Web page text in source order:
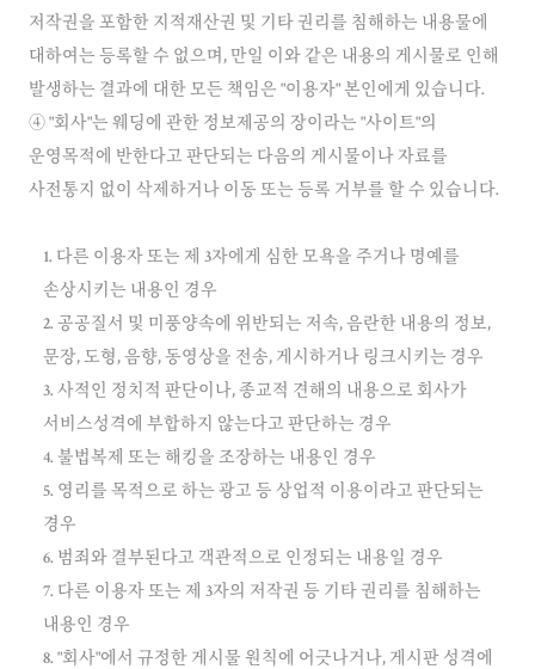
저작권을 포함한 지적재산권 및 기타 권리를 침해하는 내용물에
대하여는 등록할 수 없으며, 만일 이와 같은 내용의 게시물로 인해
발생하는 결과에 대한 모든 책임은 "이용자" 본인에게 있습니다.
④ "회사"는 웨딩에 관한 정보제공의 장이라는 "사이트"의
운영목적에 반한다고 판단되는 다음의 게시물이나 자료를
1. 다른 이용자 또는 제 3자에게 심한 모욕을 주거나 명예를
손상시키는 내용인 경우
2. 공공질서 및 미풍양속에 위반되는 저속, 음란한 내용의 정보,
문장, 도형, 음향, 동영상을 전송, 게시하거나 링크시키는 경우
3. 사적인 정치적 판단이나, 종교적 견해의 내용으로 회사가
서비스성격에 부합하지 않는다고 판단하는 경우
4. 불법복제 또는 해킹을 조장하는 내용인 경우
5. 영리를 목적으로 하는 광고 등 상업적 이용이라고 판단되는
경우
6. 범죄와 결부된다고 객관적으로 인정되는 내용일 경우
7. 다른 이용자 또는 제 3자의 저작권 등 기타 권리를 침해하는
내용인 경우
8. "회사"에서 규정한 게시물 원칙에 어긋나거나, 게시판 성격에